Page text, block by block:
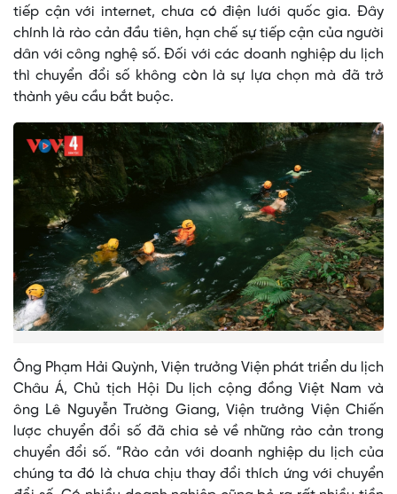
tiếp cận với internet, chưa có điện lưới quốc gia. Đây
chính là rào cản đầu tiên, hạn chế sự tiếp cận của người
dân với công nghệ số. Đối với các doanh nghiệp du lịch
thì chuyển đổi số không còn là sự lựa chọn mà đã trở
thành yêu cầu bắt buộc.
Ông Phạm Hải Quỳnh, Viện trưởng Viện phát triển du lịch
Châu Á, Chủ tịch Hội Du lịch cộng đồng Việt Nam và
ông Lê Nguyễn Trường Giang, Viện trưởng Viện Chiến
lược chuyển đổi số đã chia sẻ về những rào cản trong
chuyển đổi số. “Rào cản với doanh nghiệp du lịch của
chúng ta đó là chưa chịu thay đổi thích ứng với chuyển